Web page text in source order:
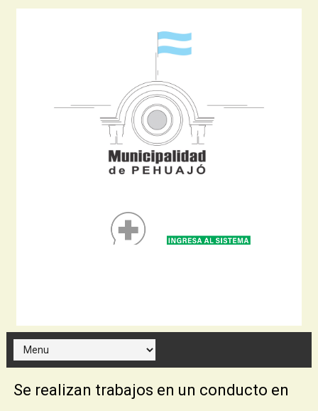
Se realizan trabajos en un conducto en